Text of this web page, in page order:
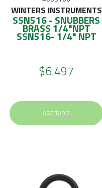
WINTERS INSTRUMENTS
SSN516 - SNUBBERS
BRASS 1/4"NPT
SSN516- 1/4" NPT
$6.497
AGOTADO